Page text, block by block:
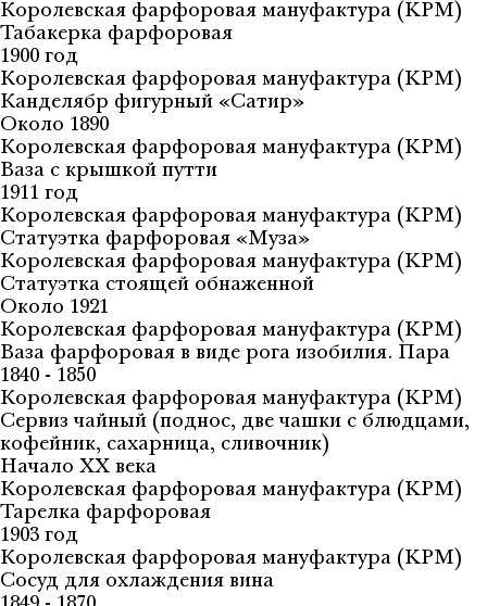
Королевская фарфоровая мануфактура (KPM)
Табакерка фарфоровая
1900 год
Королевская фарфоровая мануфактура (KPM)
Канделябр фигурный «Сатир»
Около 1890
Королевская фарфоровая мануфактура (KPM)
Ваза с крышкой путти
1911 год
Королевская фарфоровая мануфактура (KPM)
Статуэтка фарфоровая «Муза»
Королевская фарфоровая мануфактура (KPM)
Статуэтка стоящей обнаженной
Около 1921
Королевская фарфоровая мануфактура (KPM)
Ваза фарфоровая в виде рога изобилия. Пара
1840 - 1850
Королевская фарфоровая мануфактура (KPM)
Сервиз чайный (поднос, две чашки с блюдцами,
кофейник, сахарница, сливочник)
Начало XX века
Королевская фарфоровая мануфактура (KPM)
Тарелка фарфоровая
1903 год
Королевская фарфоровая мануфактура (KPM)
Сосуд для охлаждения вина